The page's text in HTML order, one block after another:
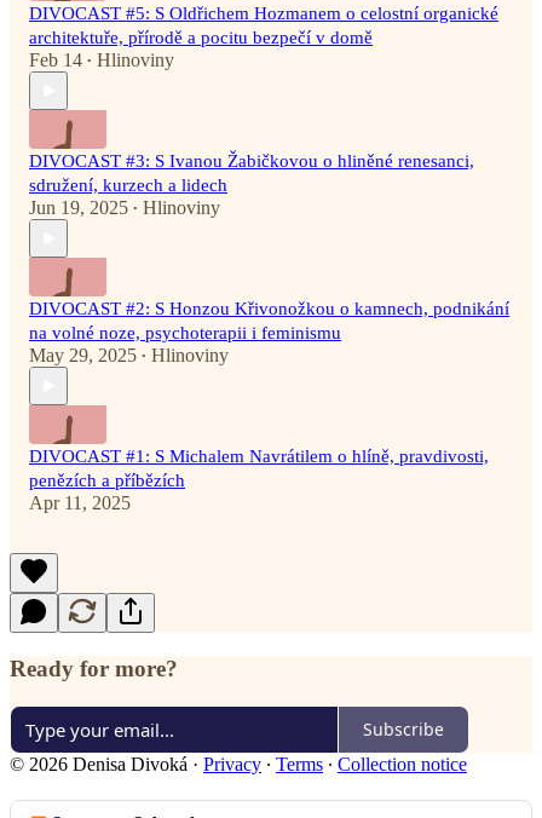
DIVOCAST #5: S Oldřichem Hozmanem o celostní organické
architektuře, přírodě a pocitu bezpečí v domě
Feb 14 • Hlinoviny
DIVOCAST #3: S Ivanou Žabičkovou o hliněné renesanci,
sdružení, kurzech a lidech
Jun 19, 2025 • Hlinoviny
DIVOCAST #2: S Honzou Křivonožkou o kamnech, podnikání
na volné noze, psychoterapii i feminismu
May 29, 2025 • Hlinoviny
DIVOCAST #1: S Michalem Navrátilem o hlíně, pravdivosti,
penězích a příbězích
Apr 11, 2025
Ready for more?
Subscribe
© 2026 Denisa Divoká · Privacy ∙ Terms ∙ Collection notice